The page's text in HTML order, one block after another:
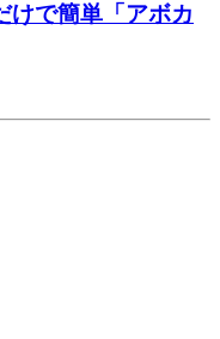
けで簡単「アボカ